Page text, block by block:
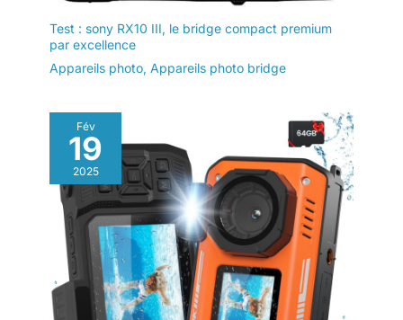
Test : sony RX10 III, le bridge compact premium
par excellence
Appareils photo, Appareils photo bridge
Fév
19
2025